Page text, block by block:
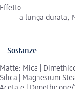
Effetto:
a lunga durata,
Sostanze
Matte: Mica |
Silica | Magnesium